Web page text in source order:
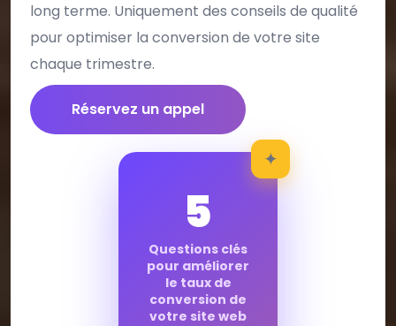
5
Questions clés
pour améliorer
le taux de
conversion de
votre site web
✦
long terme. Uniquement des conseils de qualité
pour optimiser la conversion de votre site
chaque trimestre.
Réservez un appel